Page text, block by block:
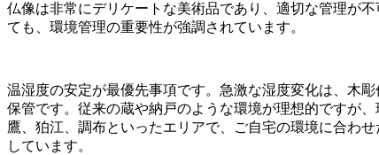
仏像は非常にデリケートな美術品であり、適切な管理が
ても、環境管理の重要性が強調されています。
温湿度の安定が最優先事項です。急激な湿度変化は、木
保管です。従来の蔵や納戸のような環境が理想的ですが
鷹、狛江、調布といったエリアで、ご自宅の環境に合わ
しています。